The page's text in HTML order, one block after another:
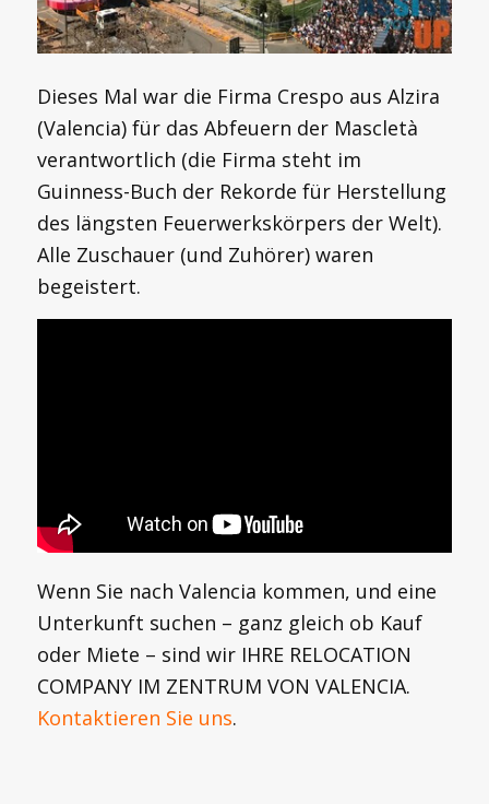
Dieses Mal war die Firma Crespo aus Alzira
(Valencia) für das Abfeuern der Mascletà
verantwortlich (die Firma steht im
Guinness-Buch der Rekorde für Herstellung
des längsten Feuerwerkskörpers der Welt).
Alle Zuschauer (und Zuhörer) waren
begeistert.
Wenn Sie nach Valencia kommen, und eine
Unterkunft suchen – ganz gleich ob Kauf
oder Miete – sind wir IHRE RELOCATION
COMPANY IM ZENTRUM VON VALENCIA.
Kontaktieren Sie uns.